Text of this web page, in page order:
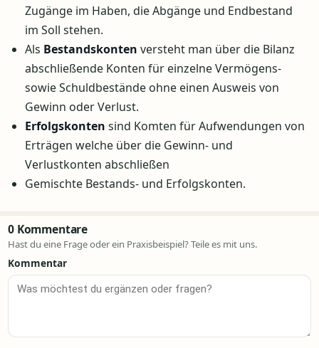
Zugänge im Haben, die Abgänge und Endbestand
im Soll stehen.
Als Bestandskonten versteht man über die Bilanz
abschließende Konten für einzelne Vermögens-
sowie Schuldbestände ohne einen Ausweis von
Gewinn oder Verlust.
Erfolgskonten sind Komten für Aufwendungen von
Erträgen welche über die Gewinn- und
Verlustkonten abschließen
Gemischte Bestands- und Erfolgskonten.
0 Kommentare
Hast du eine Frage oder ein Praxisbeispiel? Teile es mit uns.
Kommentar